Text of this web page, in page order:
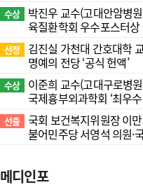
수상
박진우 교수(고대안암병
육질환학회 우수포스터상
선정
김진실 가천대 간호대학
명예의 전당 ‘공식 헌액’
수상
이준희 교수(고대구로병
국제흉부외과학회 ‘최우
선출 국회 보건복지위원장 이
불어민주당 서영석 의원·
메디인포